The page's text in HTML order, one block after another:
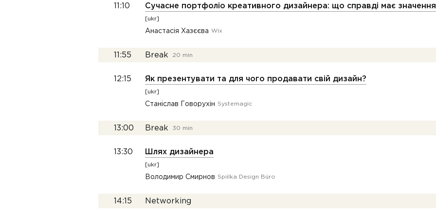
11:10 Сучасне портфоліо креативного дизайнера: що справді має
[ukr]
Анастасія Хазєєва Wix
11:55 Break 20 min
12:15 Як презентувати та для чого продавати свій дизайн?
[ukr]
Станіслав Говорухін Systemagic
13:00 Break 30 min
13:30 Шлях дизайнера
[ukr]
Володимир Смирнов Spiilka Design Büro
14:15 Networking